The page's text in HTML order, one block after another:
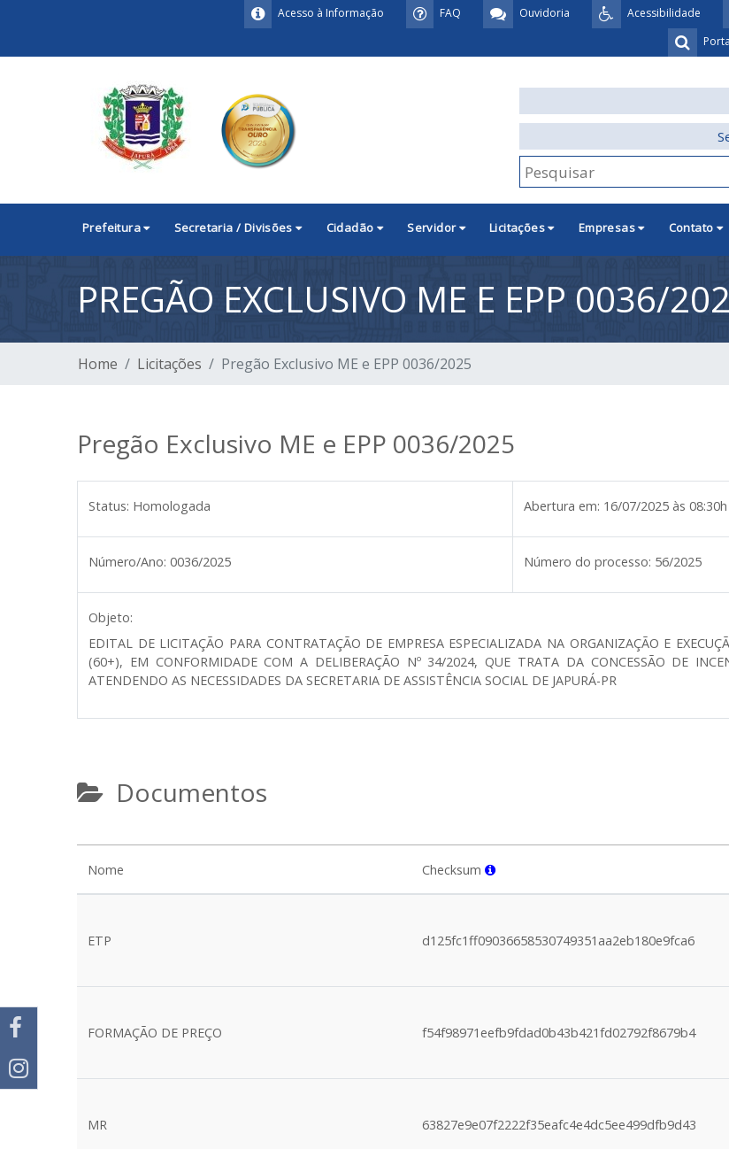
Acessibilidade
Ouvidoria
FAQ
Acesso à Informação
Prefeitura Secretaria / Divisões Cidadão Servidor Licitações Empresas Contato
PREGÃO EXCLUSIVO ME E EPP 0036/
Home Licitações Pregão Exclusivo ME e EPP 0036/2025
Pregão Exclusivo ME e EPP 0036/2025
Status: Homologada Abertura em: 16/07/2025 às 08:30h
Número/Ano: 0036/2025 Número do processo: 56/2025
Objeto:
EDITAL DE LICITAÇÃO PARA CONTRATAÇÃO DE EMPRESA ESPECIALIZADA NA ORGANIZAÇÃO E
(60+), EM CONFORMIDADE COM A DELIBERAÇÃO Nº 34/2024, QUE TRATA DA CONCESSÃO DE
ATENDENDO AS NECESSIDADES DA SECRETARIA DE ASSISTÊNCIA SOCIAL DE JAPURÁ-PR
Documentos
Nome Checksum
ETP d125fc1ff09036658530749351aa2eb180e9fca6
FORMAÇÃO DE PREÇO f54f98971eefb9fdad0b43b421fd02792f8679b4
MR 63827e9e07f2222f35eafc4e4dc5ee499dfb9d43